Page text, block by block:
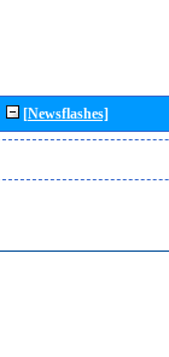
[Newsflashes]